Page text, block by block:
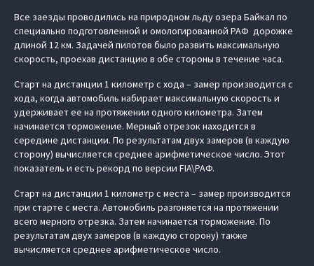
Все заезды проводились на природном льду озера Байкал по
специально подготовленной и омологированной РАФ дорожке
длиной 12 км. Задачей пилотов было развить максимальную
скорость, проехав дистанцию в обе стороны в течение часа.
Старт на дистанции 1 километр с хода – замер производится с
хода, когда автомобиль набирает максимальную скорость и
удерживает ее на протяжении одного километра. Затем
начинается торможение. Мерный отрезок находится в
середине дистанции. По результатам двух замеров (в каждую
сторону) вычисляется среднее арифметическое число. Этот
показатель и есть рекорд по версии FIA\РАФ.
Старт на дистанции 1 километр с места – замер производится
при старте с места. Автомобиль разгоняется на протяжении
всего мерного отрезка. Затем начинается торможение. По
результатам двух замеров (в каждую сторону) также
вычисляется среднее арифметическое число.